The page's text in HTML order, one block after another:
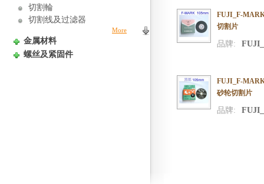
切割輪
切割线及过滤器
More
金属材料
螺丝及紧固件
FUJI_F-
切割片
品牌:
FUJI_F-
砂轮切割片
品牌: